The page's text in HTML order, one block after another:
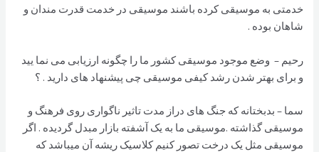
خدمتی به موسیقی کرده باشند موسیقی در خدمت قدرت مندان و
شاهان بوده .
رحیم – وضع موجود موسیقی کشور ما را چگونه ارزیابی می نما یید
و برای بهتر شدن رشد کیفی موسیقی چی پیشنهاد های دارید . ؟
سما – بدبختانه که جنگ های دراز مدت تاثیر ناگواری روی فرهنگ و
موسیقی گذاشته .موسیقی ما به یک آشفته بازار مبدل گردیده . اگر
موسیقی مثل یک درخت تصور کنیم کلاسیک ریشه آن میباشد که